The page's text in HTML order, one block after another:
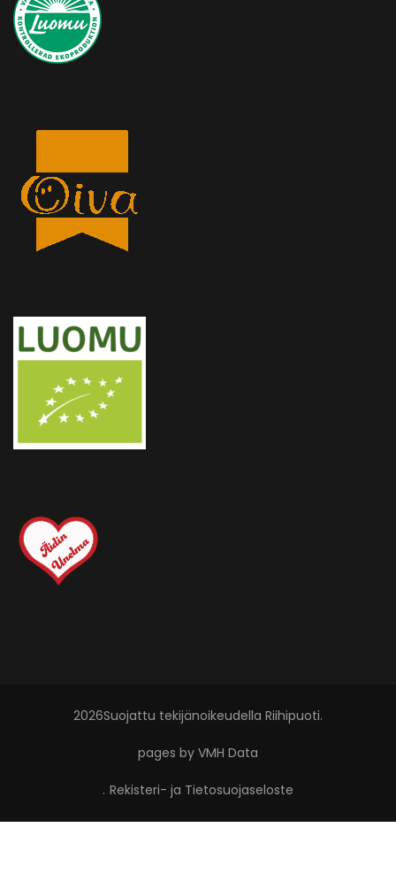
2026Suojattu tekijänoikeudella Riihipuoti.
pages by VMH Data
. Rekisteri- ja Tietosuojaseloste